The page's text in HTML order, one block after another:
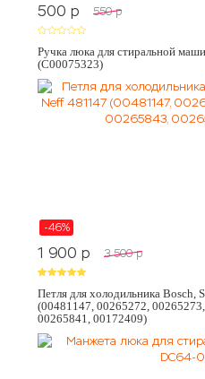
500 p 550 p
Ручка люка для стиральной
(C00075323)
-46%
1 900 p 3 500 p
Петля для холодильника Bosch,
(00481147, 00265272,
00265841, 00172409)